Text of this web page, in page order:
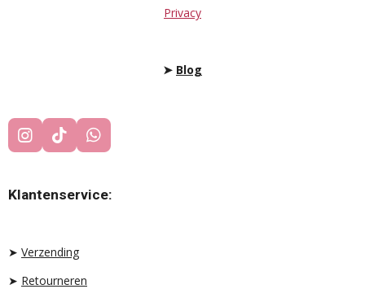
Privacy
➤ Blog
I
N
T
A
A
T
I
T
O
W
H
T
S
Klantenservice:
➤ Verzending
➤ Retourneren